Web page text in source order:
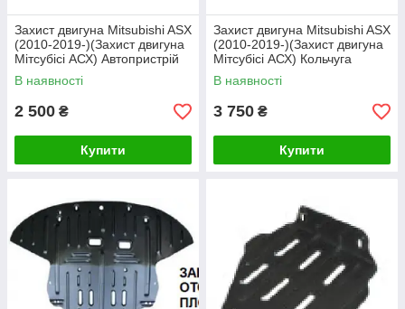
Захист двигуна Mitsubishi ASX
(2010-2019-)(Захист двигуна
Мітсубісі АСХ) Автопристрій
В наявності
2 500 ₴
Купити
Захист двигуна Mitsubishi ASX
(2010-2019-)(Захист двигуна
Мітсубісі АСХ) Кольчуга
В наявності
3 750 ₴
Купити